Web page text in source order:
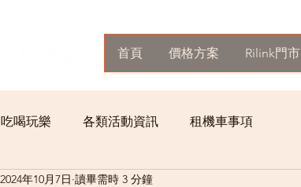
首頁 價格方案 Rilink門市
吃喝玩樂 各類活動資訊 租機車事項
2024年10月7日 讀畢需時 3 分鐘